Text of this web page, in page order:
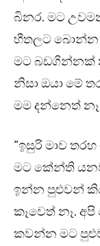
බිනර. මට
හීතලට බොන්න
මට බඩගින්නක්
නිසා ඔයා මේ
මම දන්නෙත්
“ඉසුරි මාව
මට කේන්ති
ඉන්න පුළුවන්
කෑවෙත් නෑ. අපි
කවන්න මට